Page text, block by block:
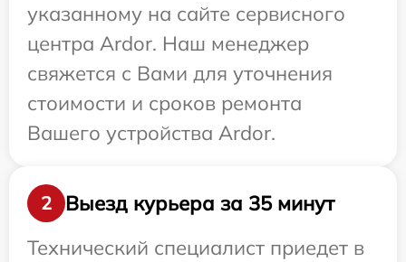
указанному на сайте сервисного
центра Ardor. Наш менеджер
свяжется с Вами для уточнения
стоимости и сроков ремонта
Вашего устройства Ardor.
2
Выезд курьера за 35 минут
Технический специалист приедет в